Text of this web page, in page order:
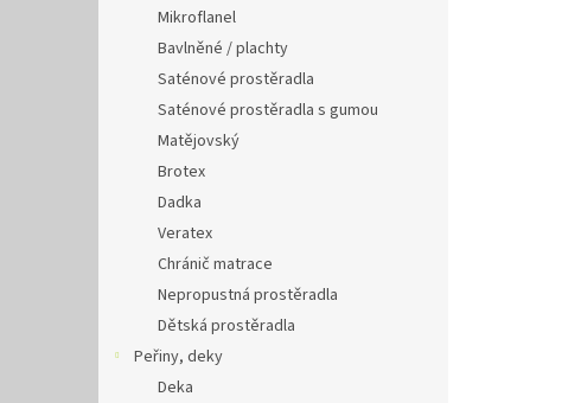
Mikroflanel
Bavlněné / plachty
Saténové prostěradla
Saténové prostěradla s gumou
Matějovský
Brotex
Dadka
Veratex
Chránič matrace
Nepropustná prostěradla
Dětská prostěradla
Peřiny, deky
Deka